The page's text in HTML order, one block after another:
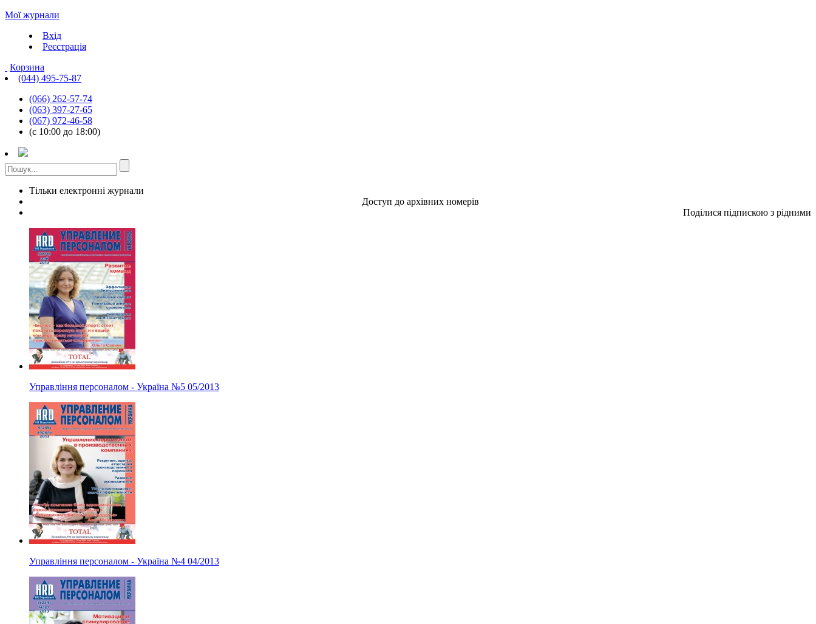
Мої журнали
Вхід
Реєстрація
Корзина
(044) 495-75-87
(066) 262-57-74
(063) 397-27-65
(067) 972-46-58
(с 10:00 до 18:00)
Тільки електронні журнали
Доступ до архівних номерів
Поділися підпискою з рідними
Управління персоналом - Україна №5 05/2013
Управління персоналом - Україна №4 04/2013